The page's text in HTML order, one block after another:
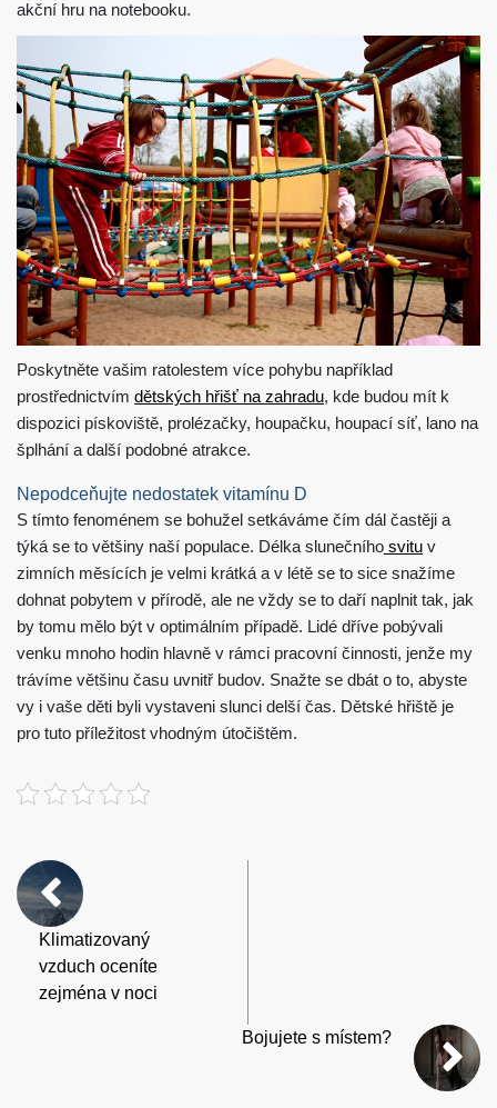
akční hru na notebooku.
Poskytněte vašim ratolestem více pohybu například
prostřednictvím dětských hřišť na zahradu, kde budou mít k
dispozici pískoviště, prolézačky, houpačku, houpací síť, lano na
šplhání a další podobné atrakce.
Nepodceňujte nedostatek vitamínu D
S tímto fenoménem se bohužel setkáváme čím dál častěji a
týká se to většiny naší populace. Délka slunečního svitu v
zimních měsících je velmi krátká a v létě se to sice snažíme
dohnat pobytem v přírodě, ale ne vždy se to daří naplnit tak, jak
by tomu mělo být v optimálním případě. Lidé dříve pobývali
venku mnoho hodin hlavně v rámci pracovní činnosti, jenže my
trávíme většinu času uvnitř budov. Snažte se dbát o to, abyste
vy i vaše děti byli vystaveni slunci delší čas. Dětské hřiště je
pro tuto příležitost vhodným útočištěm.
Klimatizovaný
vzduch oceníte
zejména v noci
Bojujete s místem?